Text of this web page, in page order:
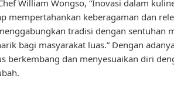
William Wongso, “Inovasi dalam
mempertahankan keberagaman dan
tradisi dengan sentuhan
bagi masyarakat luas.” Dengan
berkembang dan menyesuaikan diri